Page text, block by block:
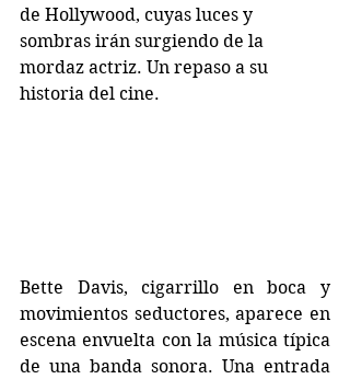
de Hollywood, cuyas luces y
sombras irán surgiendo de la
mordaz actriz. Un repaso a su
historia del cine.
Bette Davis, cigarrillo en boca y
movimientos seductores, aparece en
escena envuelta con la música típica
de una banda sonora. Una entrada